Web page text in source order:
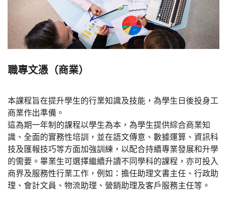
職專文憑（商業）
本課程旨在提升學生的行業知識及技能，為學生日後投身工
商業作出準備。
這為期一年制的課程以學生為本，為學生提供綜合商業知
識、全面的實務性培訓，並在語文傳意、數據運算、資訊科
技及匯報技巧等方面加強訓練，以配合持續專業發展和升學
的需要。畢業生可選擇繼續升讀不同學科的課程，亦可投入
商界及服務性行業工作，例如：擔任助理文書主任、行政助
理、會計文員、物流助理、營銷助理及客戶服務主任等。